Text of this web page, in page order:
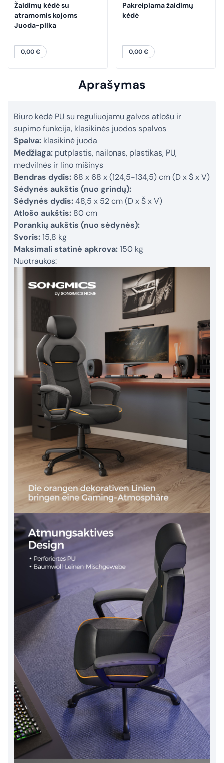
Žaidimų kėdė su
atramomis kojoms
Juoda-pilka
0,00€
Pakreipiama žaidimų
kėdė
0,00€
Aprašymas
Biuro kėdė PU su reguliuojamu galvos atlošu ir
supimo funkcija, klasikinės juodos spalvos
Spalva: klasikinė juoda
Medžiaga: putplastis, nailonas, plastikas, PU,
medvilnės ir lino mišinys
Bendras dydis: 68 x 68 x (124,5-134,5) cm (D x Š x V)
Sėdynės aukštis (nuo grindų):
Sėdynės dydis:48,5 x 52 cm (D x Š x V)
Atlošo aukštis: 80 cm
Porankių aukštis (nuo sėdynės):
Svoris:15,8 kg
Maksimali statinė apkrova:150 kg
Nuotraukos: